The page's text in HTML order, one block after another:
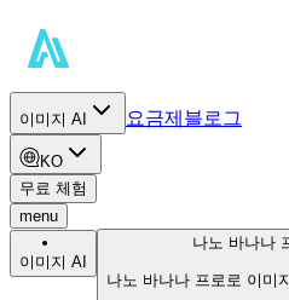
이미지 AI 요금제 블로그
KO
무료 체험
menu
이미지 AI
나노 바나나
나노 바나나 프로로 이미